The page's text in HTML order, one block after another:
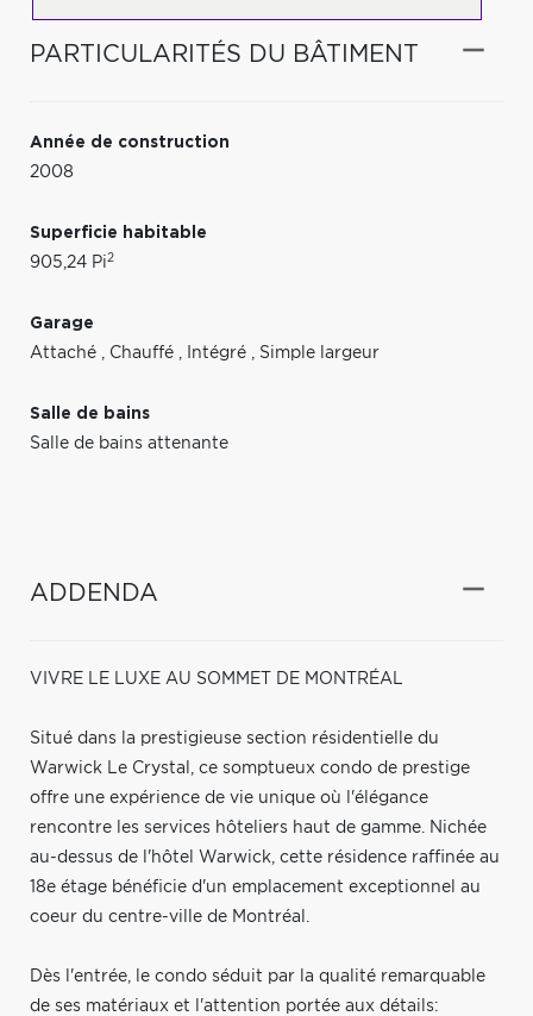
PARTICULARITÉS DU BÂTIMENT
Année de construction
2008
Superficie habitable
905,24 Pi2
Garage
Attaché , Chauffé , Intégré , Simple largeur
Salle de bains
Salle de bains attenante
ADDENDA
VIVRE LE LUXE AU SOMMET DE MONTRÉAL
Situé dans la prestigieuse section résidentielle du
Warwick Le Crystal, ce somptueux condo de prestige
offre une expérience de vie unique où l'élégance
rencontre les services hôteliers haut de gamme. Nichée
au-dessus de l'hôtel Warwick, cette résidence raffinée au
18e étage bénéficie d'un emplacement exceptionnel au
coeur du centre-ville de Montréal.
Dès l'entrée, le condo séduit par la qualité remarquable
de ses matériaux et l'attention portée aux détails: